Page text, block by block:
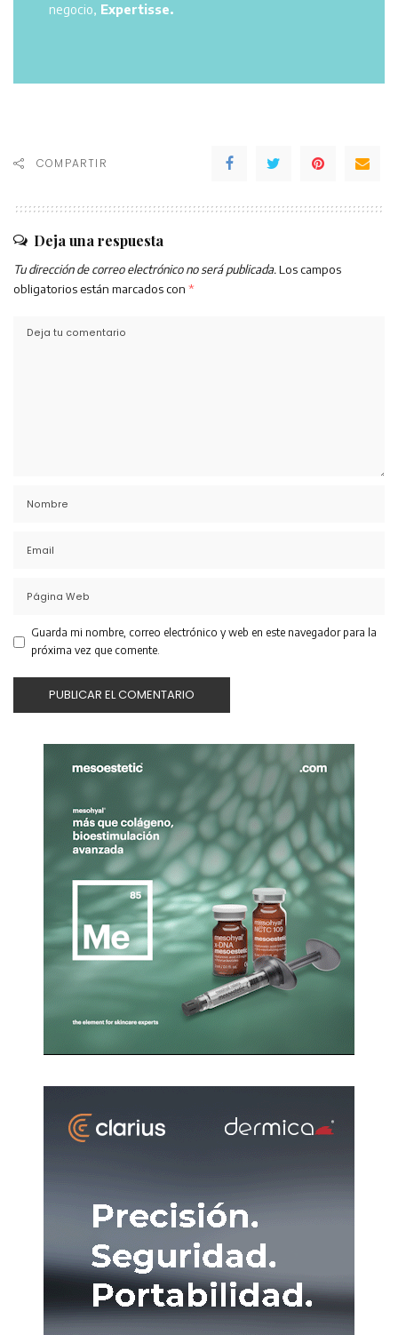
negocio, Expertisse.
COMPARTIR
Deja una respuesta
Tu dirección de correo electrónico no será publicada. Los campos
obligatorios están marcados con *
Guarda mi nombre, correo electrónico y web en este navegador para la
próxima vez que comente.